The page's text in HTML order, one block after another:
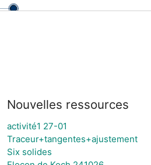
Nouvelles ressources
activité1 27-01
Traceur+tangentes+ajustement
Six solides